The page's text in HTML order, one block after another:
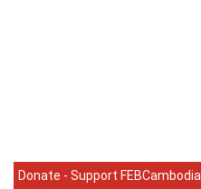
Donate - Support FEBCambodia